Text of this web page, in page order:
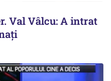
Val Vâlcu: A intrat